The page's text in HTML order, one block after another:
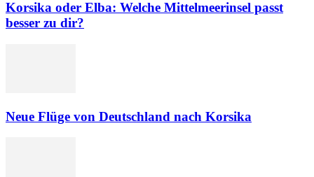
Korsika oder Elba: Welche Mittelmeerinsel passt
besser zu dir?
Neue Flüge von Deutschland nach Korsika